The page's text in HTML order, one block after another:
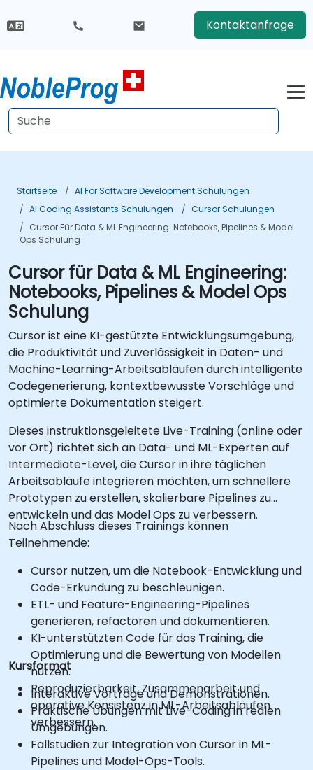
Kontaktanfrage
Startseite
AI For Software Development Schulungen
AI Coding Assistants Schulungen
Cursor Schulungen
Cursor Für Data & ML Engineering: Notebooks, Pipelines & Model
Ops Schulung
Cursor für Data & ML Engineering:
Notebooks, Pipelines & Model Ops
Schulung
Cursor ist eine KI-gestützte Entwicklungsumgebung,
die Produktivität und Zuverlässigkeit in Daten- und
Machine-Learning-Arbeitsabläufen durch intelligente
Codegenerierung, kontextbewusste Vorschläge und
optimierte Dokumentation steigert.
Dieses instruktionsgeleitete Live-Training (online oder
vor Ort) richtet sich an Data- und ML-Experten auf
Intermediate-Level, die Cursor in ihre täglichen
Arbeitsabläufe integrieren möchten, um schnellere
Prototypen zu erstellen, skalierbare Pipelines zu
entwickeln und das Model Ops zu verbessern.
Nach Abschluss dieses Trainings können
Teilnehmende:
Cursor nutzen, um die Notebook-Entwicklung und
Code-Erkundung zu beschleunigen.
ETL- und Feature-Engineering-Pipelines
generieren, refactoren und dokumentieren.
KI-unterstützten Code für das Training, die
Optimierung und die Bewertung von Modellen
nutzen.
Reproduzierbarkeit, Zusammenarbeit und
operative Konsistenz in ML-Arbeitsabläufen
verbessern.
Kursformat
Interaktive Vorträge und Demonstrationen.
Praktische Übungen mit Live-Coding in realen
Umgebungen.
Fallstudien zur Integration von Cursor in ML-
Pipelines und Model-Ops-Tools.